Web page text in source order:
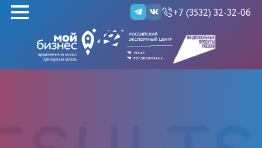
+7 (3532) 32-32-06